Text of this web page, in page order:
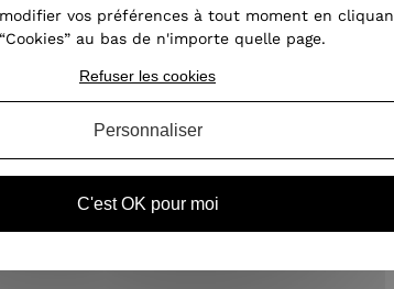
vos préférences à tout moment en
au bas de n'importe quelle page.
C'est OK pour moi
Refuser les cookies
Personnaliser